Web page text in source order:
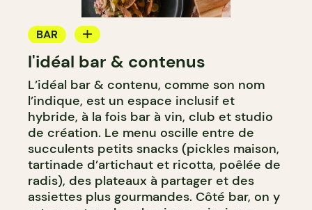
BAR
BAR À VIN
BAR À COCKTAIL
l'idéal bar & contenus
L’idéal bar & contenu, comme son nom
l’indique, est un espace inclusif et
hybride, à la fois bar à vin, club et studio
de création. Le menu oscille entre de
succulents petits snacks (pickles maison,
tartinade d’artichaut et ricotta, poêlée de
radis), des plateaux à partager et des
assiettes plus gourmandes. Côté bar, on y